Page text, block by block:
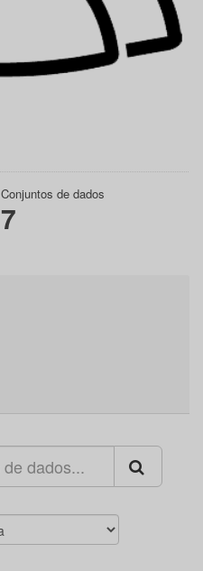
Conjuntos de dados
7